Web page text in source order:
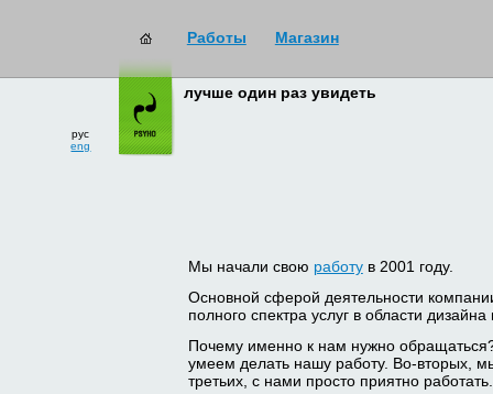
Работы Магазин
рус
eng
лучше один раз увидеть
Мы начали свою работув 2001 году.
Основной сферой деятельности
полного спектра услуг в области
Почему именно к нам нужно
умеем делать нашу работу. Во-вторых,
третьих, с нами просто приятно работать.